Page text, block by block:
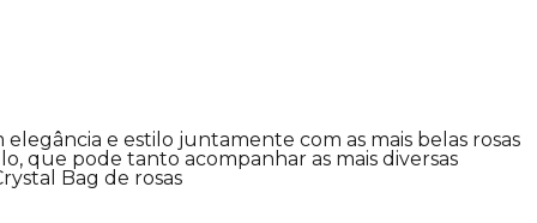
e estilo juntamente com as mais belas rosas
que pode tanto acompanhar as mais diversas
Bag de rosas